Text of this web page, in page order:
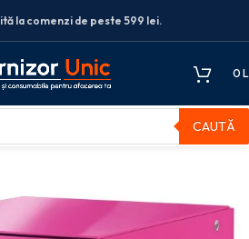
la comenzi de peste 599 lei.
0
CAUTĂ